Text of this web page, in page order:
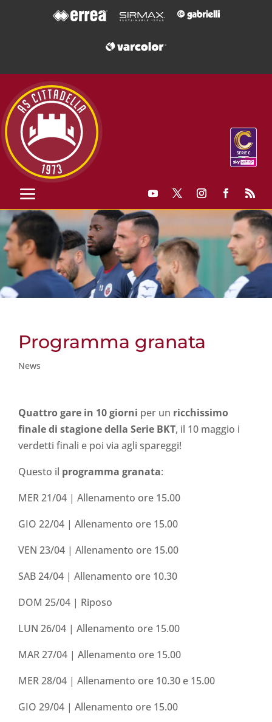
Programma granata
News
Quattro gare in 10 giorni per un ricchissimo
finale di stagione della Serie BKT, il 10 maggio i
verdetti finali e poi via agli spareggi!
Questo il programma granata:
MER 21/04 | Allenamento ore 15.00
GIO 22/04 | Allenamento ore 15.00
VEN 23/04 | Allenamento ore 15.00
SAB 24/04 | Allenamento ore 10.30
DOM 25/04 | Riposo
LUN 26/04 | Allenamento ore 15.00
MAR 27/04 | Allenamento ore 15.00
MER 28/04 | Allenamento ore 10.30 e 15.00
GIO 29/04 | Allenamento ore 15.00